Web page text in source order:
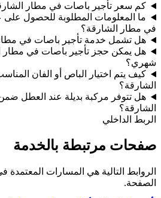
كم سعر تأجير باصات في مطار
ما المعلومات المطلوبة للحصول
في مطار الشارقة؟
هل تشمل خدمة تأجير باصات في
هل يمكن حجز تأجير باصات في مطار
شهري؟
كيف يتم اختيار الباص أو الفان
الشارقة؟
هل تتوفر مركبة بديلة عند العطل
الشارقة؟
الربط الداخلي
صفحات مرتبطة بالخدمة
الروابط التالية هي المسارات
الصفحة.